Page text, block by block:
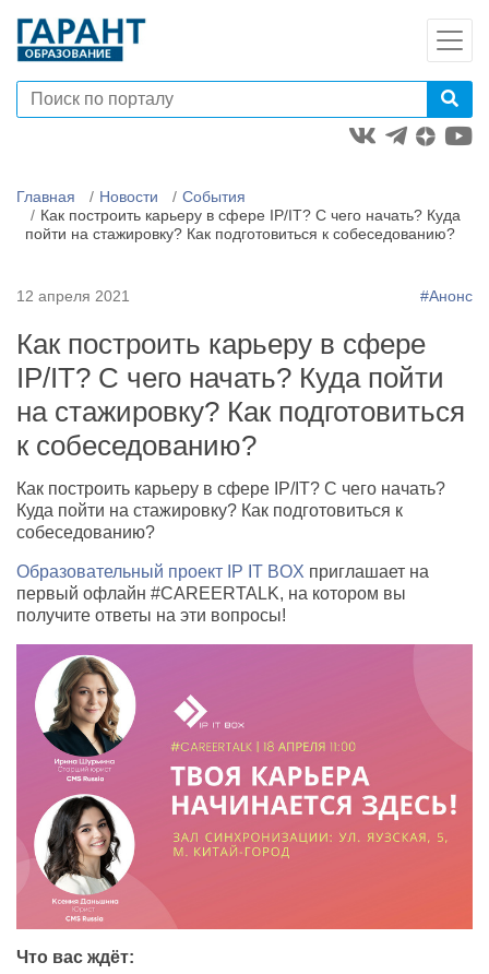
Главная Новости
События
Как построить карьеру в сфере IP/IT? С чего начать? Куда
пойти на стажировку? Как подготовиться к собеседованию?
12 апреля 2021 #Анонс
Как построить карьеру в сфере
IP/IT? С чего начать? Куда пойти
на стажировку? Как подготовиться
к собеседованию?
Как построить карьеру в сфере IP/IT? С чего начать?
Куда пойти на стажировку? Как подготовиться к
собеседованию?
Образовательный проект IP IT BOX приглашает на
первый офлайн #CAREERTALK, на котором вы
получите ответы на эти вопросы!
Что вас ждёт: